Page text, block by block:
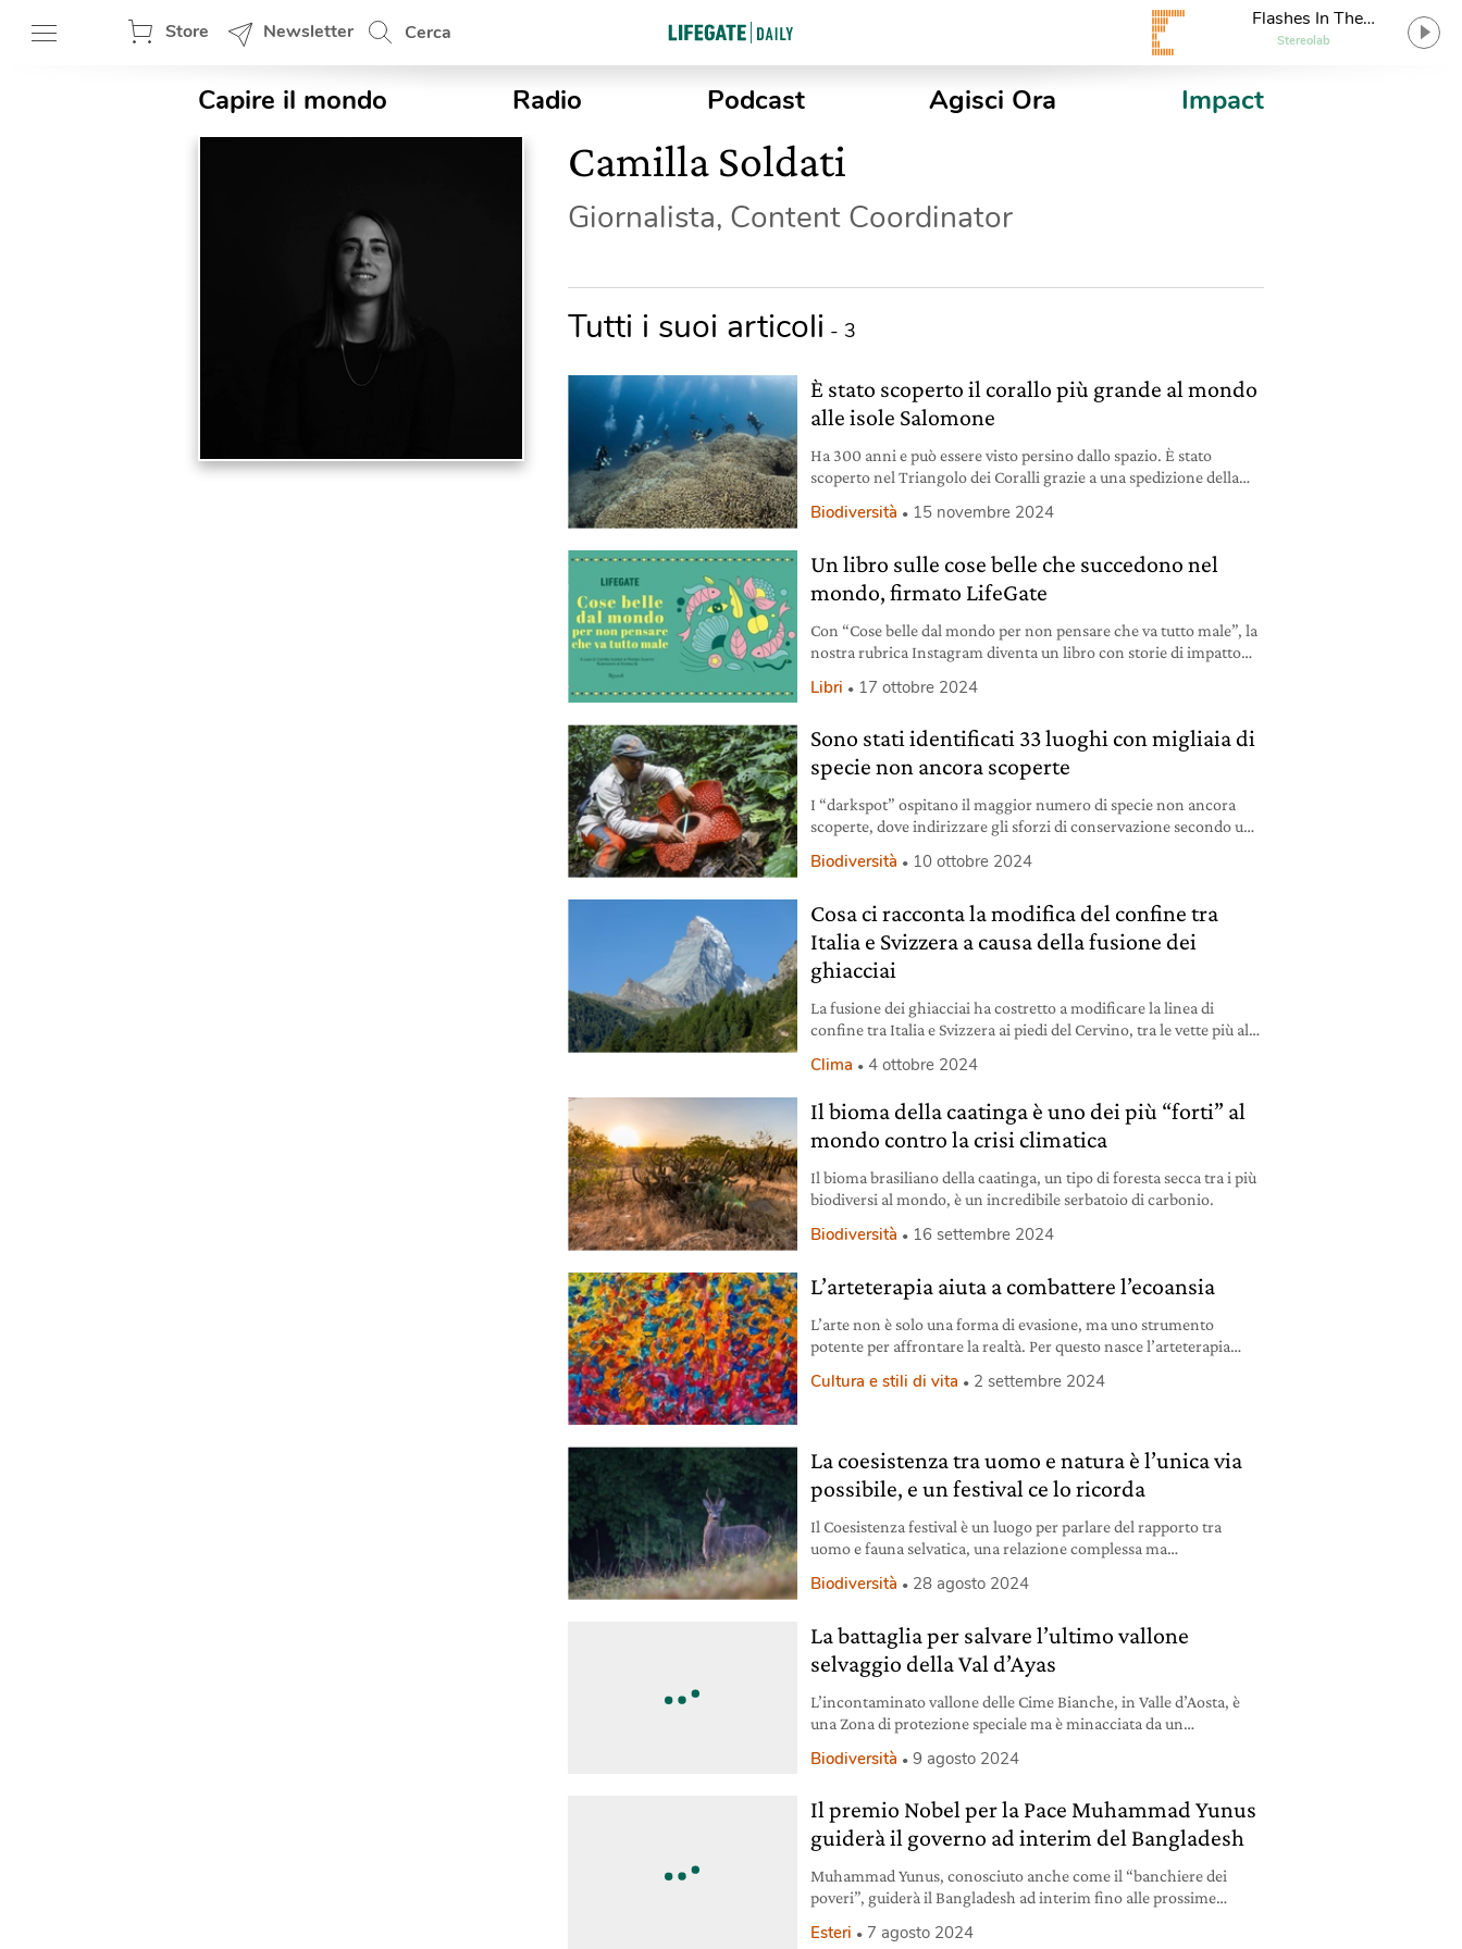
Store Newsletter Cerca
Flashes In The
Afternoon
Stereolab
Capire il mondo Radio Podcast Agisci Ora Impact
Camilla Soldati
Giornalista, Content Coordinator
Tutti i suoi articoli - 3
È stato scoperto il corallo più grande al mondo
alle isole Salomone
Ha 300 anni e può essere visto persino dallo spazio. È stato
scoperto nel Triangolo dei Coralli grazie a una spedizione della
Biodiversità 15 novembre 2024
Un libro sulle cose belle che succedono nel
mondo, firmato LifeGate
Con “Cose belle dal mondo per non pensare che va tutto male”, la
nostra rubrica Instagram diventa un libro con storie di impatto
Libri 17 ottobre 2024
Sono stati identificati 33 luoghi con migliaia di
specie non ancora scoperte
I “darkspot” ospitano il maggior numero di specie non ancora
scoperte, dove indirizzare gli sforzi di conservazione secondo un
Biodiversità 10 ottobre 2024
Cosa ci racconta la modifica del confine tra
Italia e Svizzera a causa della fusione dei
ghiacciai
La fusione dei ghiacciai ha costretto a modificare la linea di
confine tra Italia e Svizzera ai piedi del Cervino, tra le vette più alte
Clima 4 ottobre 2024
Il bioma della caatinga è uno dei più “forti” al
mondo contro la crisi climatica
Il bioma brasiliano della caatinga, un tipo di foresta secca tra i più
biodiversi al mondo, è un incredibile serbatoio di carbonio.
Biodiversità 16 settembre 2024
L’arteterapia aiuta a combattere l’ecoansia
L’arte non è solo una forma di evasione, ma uno strumento
potente per affrontare la realtà. Per questo nasce l’arteterapia
Cultura e stili di vita 2 settembre 2024
La coesistenza tra uomo e natura è l’unica via
possibile, e un festival ce lo ricorda
Il Coesistenza festival è un luogo per parlare del rapporto tra
uomo e fauna selvatica, una relazione complessa ma
Biodiversità 28 agosto 2024
La battaglia per salvare l’ultimo vallone
selvaggio della Val d’Ayas
L’incontaminato vallone delle Cime Bianche, in Valle d’Aosta, è
una Zona di protezione speciale ma è minacciata da un
Biodiversità 9 agosto 2024
Il premio Nobel per la Pace Muhammad Yunus
guiderà il governo ad interim del Bangladesh
Muhammad Yunus, conosciuto anche come il “banchiere dei
poveri”, guiderà il Bangladesh ad interim fino alle prossime
Esteri 7 agosto 2024